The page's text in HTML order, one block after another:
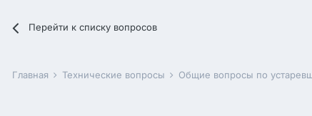
Перейти к списку вопросов
Главная Технические вопросы Общие вопросы по